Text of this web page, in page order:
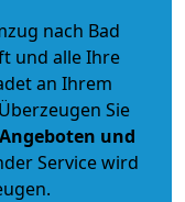
nach Bad
und alle Ihre
an Ihrem
Sie
und
Service wird